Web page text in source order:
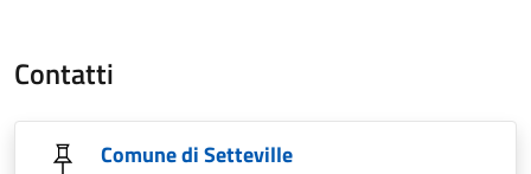
Contatti
Comune di Setteville